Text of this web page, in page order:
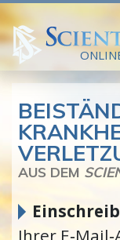
AUS DEM
Ihrer